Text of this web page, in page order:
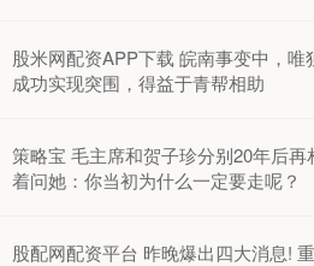
股米网配资APP下载 皖南事变中，唯
成功实现突围，得益于青帮相助
策略宝 毛主席和贺子珍分别20年后再
着问她：你当初为什么一定要走呢？
股配网配资平台 昨晚爆出四大消息!